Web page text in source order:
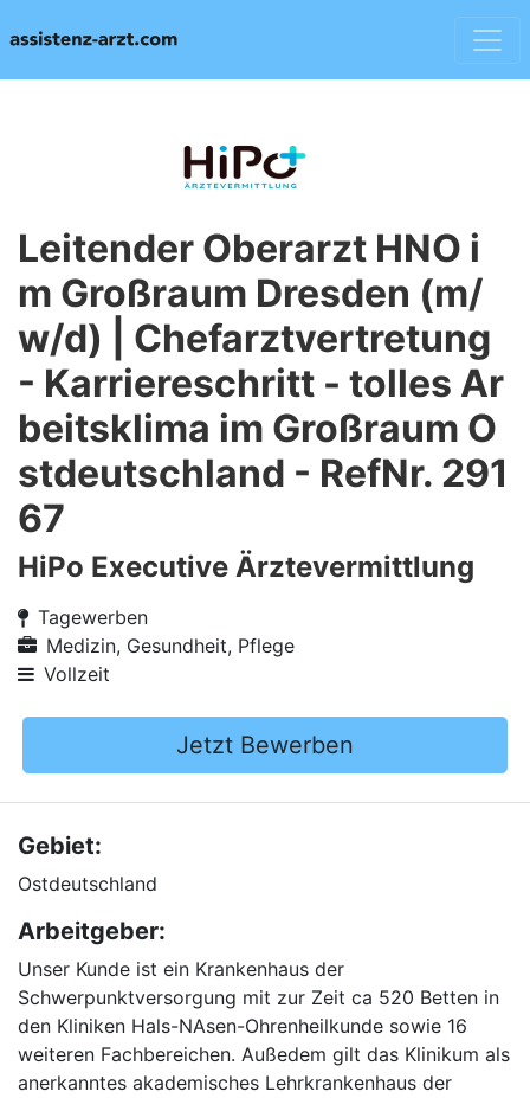
Leitender Oberarzt HNO i
m Großraum Dresden (m/
w/d) | Chefarztvertretung
- Karriereschritt - tolles Ar
beitsklima im Großraum O
stdeutschland - RefNr. 291
67
HiPo Executive Ärztevermittlung
Tagewerben
Medizin, Gesundheit, Pflege
Vollzeit
Jetzt Bewerben
Gebiet:
Ostdeutschland
Arbeitgeber:
Unser Kunde ist ein Krankenhaus der
Schwerpunktversorgung mit zur Zeit ca 520 Betten in
den Kliniken Hals-NAsen-Ohrenheilkunde sowie 16
weiteren Fachbereichen. Außedem gilt das Klinikum als
anerkanntes akademisches Lehrkrankenhaus der